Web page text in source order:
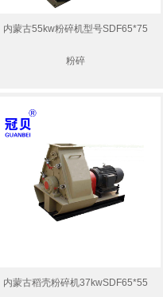
内蒙古55kw粉碎机型号SDF65*75
粉碎
内蒙古稻壳粉碎机37kwSDF65*55